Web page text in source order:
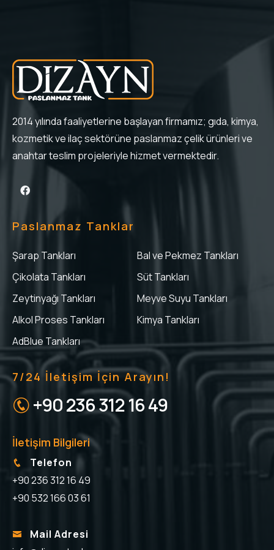
2014 yılında faaliyetlerine başlayan firmamız; gıda, kimya,
kozmetik ve ilaç sektörüne paslanmaz çelik ürünleri ve
anahtar teslim projeleriyle hizmet vermektedir.
Paslanmaz Tanklar
Şarap Tankları
Bal ve Pekmez Tankları
Çikolata Tankları
Süt Tankları
Zeytinyağı Tankları
Meyve Suyu Tankları
Alkol Proses Tankları
Kimya Tankları
AdBlue Tankları
7/24 İletişim İçin Arayın!
+90 236 312 16 49
İletişim Bilgileri
Telefon
+90 236 312 16 49
+90 532 166 03 61
Mail Adresi